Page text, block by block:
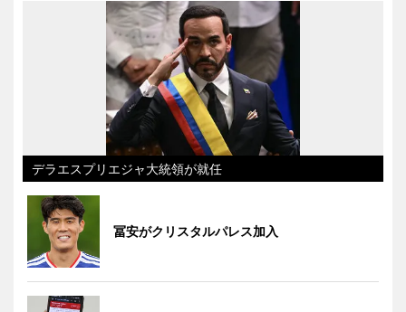
デラエスプリエジャ大統領が就任
冨安がクリスタルパレス加入